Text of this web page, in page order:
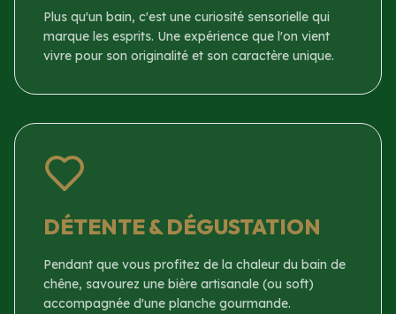
Plus qu'un bain, c'est une curiosité sensorielle qui
marque les esprits. Une expérience que l'on vient
vivre pour son originalité et son caractère unique.
DÉTENTE & DÉGUSTATION
Pendant que vous profitez de la chaleur du bain de
chêne, savourez une bière artisanale (ou soft)
accompagnée d'une planche gourmande.